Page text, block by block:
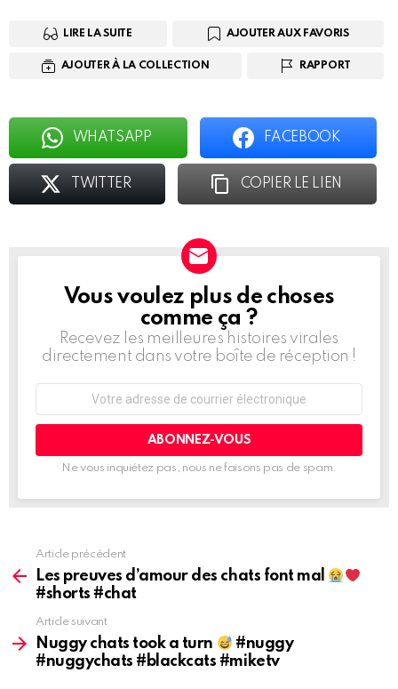
LIRE LA SUITE AJOUTER AUX FAVORIS
AJOUTER À LA COLLECTION RAPPORT
WHATSAPP FACEBOOK
TWITTER COPIER LE LIEN
BULLETIN
D'INFORMATION
Vous voulez plus de choses
comme ça ?
Recevez les meilleures histoires virales
directement dans votre boîte de réception !
courrier
Ne vous inquiétez pas, nous ne faisons pas de spam.
Voir
plus
d'informations
Article précédent
Les preuves d’amour des chats font mal
#shorts #chat
Article suivant
Nuggy chats took a turn
#nuggy
#nuggychats #blackcats #miketv